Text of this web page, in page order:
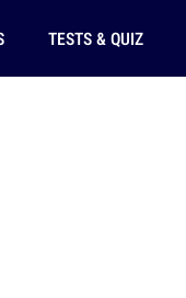
TESTS & QUIZ